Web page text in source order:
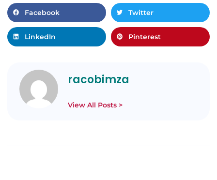
Facebook Twitter
LinkedIn Pinterest
racobimza
View All Posts >